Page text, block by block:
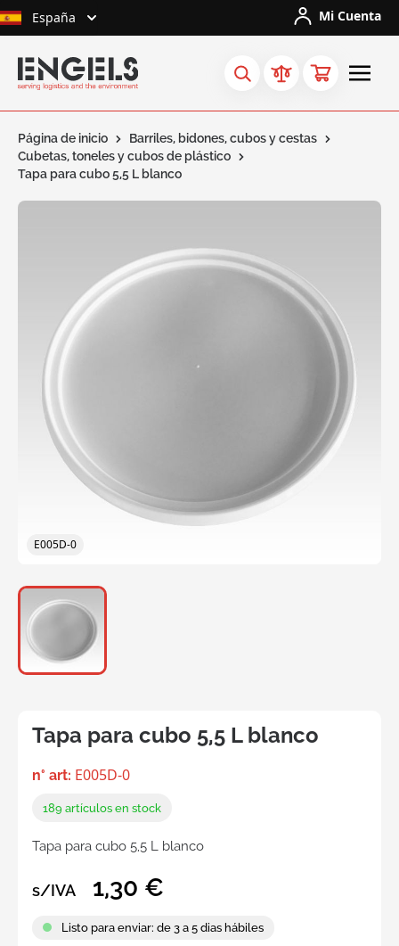
Ir al contenido
España Mi Cuenta
Página de inicio
Barriles, bidones, cubos y cestas
Cubetas, toneles y cubos de plástico
Tapa para cubo 5,5 L blanco
E005D-0
Tapa para cubo 5,5 L blanco
n° art: E005D-0
189 artículos en stock
Tapa para cubo 5,5 L blanco
s/IVA 1,30 €
Listo para enviar: de 3 a 5 dias hábiles